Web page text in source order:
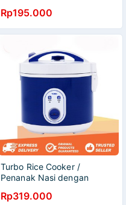
Rp195.000
Turbo Rice Cooker /
Penanak Nasi dengan
Warna
Rp319.000